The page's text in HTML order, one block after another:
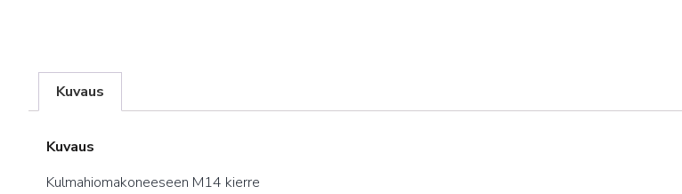
Kuvaus
Kuvaus
Kulmahiomakoneeseen M14 kierre